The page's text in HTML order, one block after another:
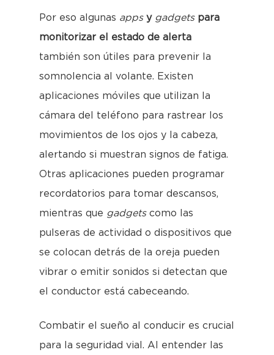
Por eso algunas apps y gadgets para
monitorizar el estado de alerta
también son útiles para prevenir la
somnolencia al volante. Existen
aplicaciones móviles que utilizan la
cámara del teléfono para rastrear los
movimientos de los ojos y la cabeza,
alertando si muestran signos de fatiga.
Otras aplicaciones pueden programar
recordatorios para tomar descansos,
mientras que gadgets como las
pulseras de actividad o dispositivos que
se colocan detrás de la oreja pueden
vibrar o emitir sonidos si detectan que
el conductor está cabeceando.
Combatir el sueño al conducir es crucial
para la seguridad vial. Al entender las